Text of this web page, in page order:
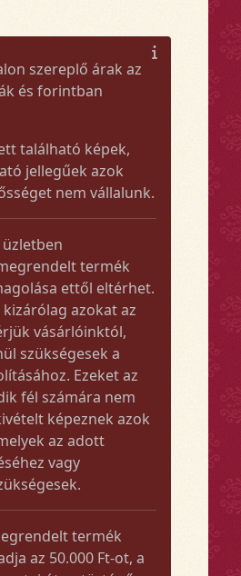
szereplő árak az
és forintban
található képek,
jellegűek azok
nem vállalunk.
termék
ettől eltérhet.
azokat az
vásárlóinktól,
szükségesek a
Ezeket az
fél számára nem
képeznek azok
az adott
vagy
termék
az 50.000 Ft-ot, a